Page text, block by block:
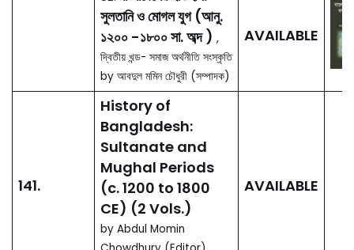
বাংলাদেশের মুক্তিযুদ্ধ
জ্ঞানকোষ (১০ খণ্ড)
by হারুন-অর-রশিদ (প্রধান
সম্পাদক) (2020)
নবাবী বাংলার অভিজাত শ্রেণি:
রাজনীতি সমাজ ও সংস্কৃতি
by মোহাম্মদ ছিদ্দিকুর রহমান খান,
২০২০ (পুনর্মুদ্রণ ২০২৩)